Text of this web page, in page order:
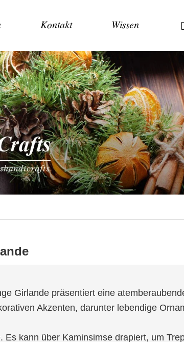
Kontakt Wissen
Girlande präsentiert eine
Akzenten, darunter lebendige
Es kann über Kaminsimse drapiert, um